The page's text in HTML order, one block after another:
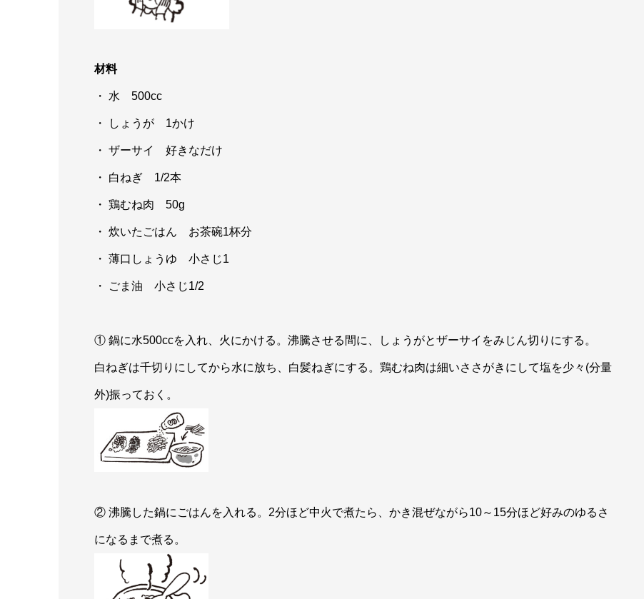
材料
・ 水 500cc
・ しょうが 1かけ
・ ザーサイ 好きなだけ
・ 白ねぎ 1/2本
・ 鶏むね肉 50g
・ 炊いたごはん お茶碗1杯分
・ 薄口しょうゆ 小さじ1
・ ごま油 小さじ1/2
① 鍋に水500ccを入れ、火にかける。沸騰させる間に、しょうがとザーサイをみじん切りにする。
白ねぎは千切りにしてから水に放ち、白髪ねぎにする。鶏むね肉は細いささがきにして塩を少々(分量
外)振っておく。
② 沸騰した鍋にごはんを入れる。2分ほど中火で煮たら、かき混ぜながら10～15分ほど好みのゆるさ
になるまで煮る。